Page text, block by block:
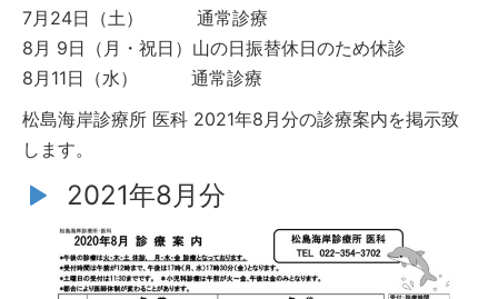
7月24日（土） 通常診療
8月 9日（月・祝日）山の日振替休日のため休診
8月11日（水） 通常診療
松島海岸診療所 医科 2021年8月分の診療案内を掲示致
します。
2021年8月分